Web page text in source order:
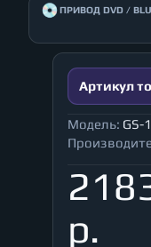
💿ПРИВОД DVD /
Артикул
Модель: GS-
р.